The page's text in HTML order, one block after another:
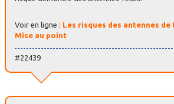
Voir en ligne : Les risques des antennes
Mise au point
#22439